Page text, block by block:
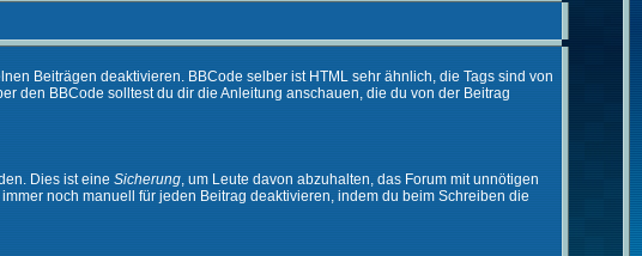
Beiträgen deaktivieren. BBCode selber ist HTML sehr ähnlich, die Tags sind von
den BBCode solltest du dir die Anleitung anschauen, die du von der Beitrag
Dies ist eine Sicherung, um Leute davon abzuhalten, das Forum mit unnötigen
noch manuell für jeden Beitrag deaktivieren, indem du beim Schreiben die